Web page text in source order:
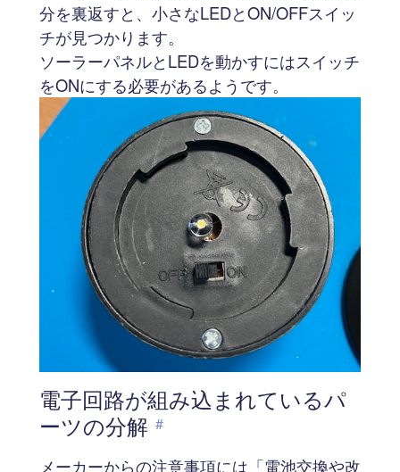
分を裏返すと、小さなLEDとON/OFFスイッ
チが見つかります。
ソーラーパネルとLEDを動かすにはスイッチ
をONにする必要があるようです。
電子回路が組み込まれているパ
ーツの分解 #
メーカーからの注意事項には「電池交換や改